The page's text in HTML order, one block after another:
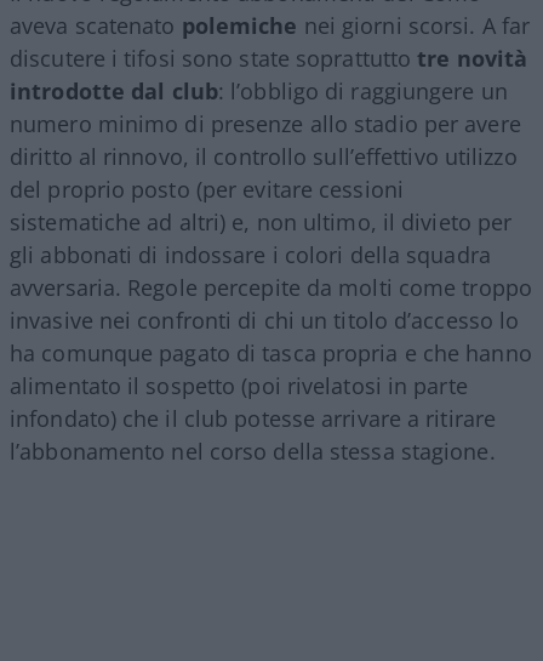
aveva scatenato polemiche nei giorni scorsi. A far
discutere i tifosi sono state soprattutto tre novità
introdotte dal club: l’obbligo di raggiungere un
numero minimo di presenze allo stadio per avere
diritto al rinnovo, il controllo sull’effettivo utilizzo
del proprio posto (per evitare cessioni
sistematiche ad altri) e, non ultimo, il divieto per
gli abbonati di indossare i colori della squadra
avversaria. Regole percepite da molti come troppo
invasive nei confronti di chi un titolo d’accesso lo
ha comunque pagato di tasca propria e che hanno
alimentato il sospetto (poi rivelatosi in parte
infondato) che il club potesse arrivare a ritirare
l’abbonamento nel corso della stessa stagione.